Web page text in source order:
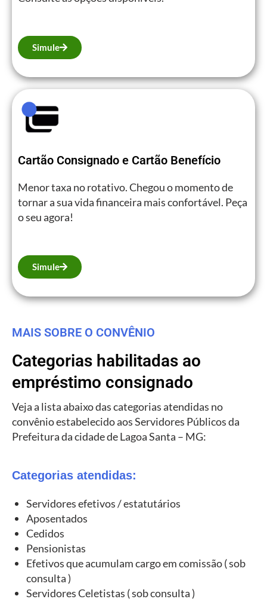
Simule
Cartão Consignado e Cartão Benefício
Menor taxa no rotativo. Chegou o momento de
tornar a sua vida financeira mais confortável. Peça
o seu agora!
Simule
MAIS SOBRE O CONVÊNIO
Categorias habilitadas ao
empréstimo consignado
Veja a lista abaixo das categorias atendidas no
convênio estabelecido aos Servidores Públicos da
Prefeitura da cidade de Lagoa Santa – MG:
Categorias atendidas:
Servidores efetivos / estatutários
Aposentados
Cedidos
Pensionistas
Efetivos que acumulam cargo em comissão ( sob
consulta )
Servidores Celetistas ( sob consulta )